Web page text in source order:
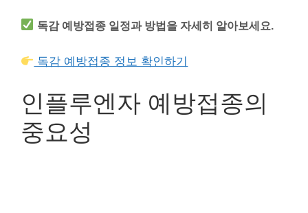
독감 예방접종 일정과 방법을 자세히 알아보세요.
독감 예방접종 정보 확인하기
인플루엔자 예방접종의
중요성